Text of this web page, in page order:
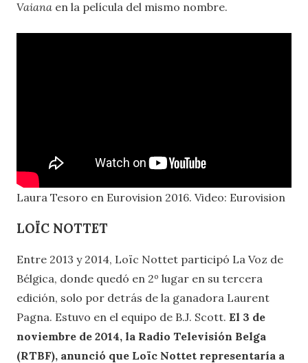
Vaiana en la película del mismo nombre.
Laura Tesoro en Eurovision 2016. Video: Eurovision
LOÏC NOTTET
Entre 2013 y 2014, Loïc Nottet participó La Voz de
Bélgica, donde quedó en 2º lugar en su tercera
edición, solo por detrás de la ganadora Laurent
Pagna. Estuvo en el equipo de B.J. Scott. El 3 de
noviembre de 2014, la Radio Televisión Belga
(RTBF), anunció que Loïc Nottet representaría a